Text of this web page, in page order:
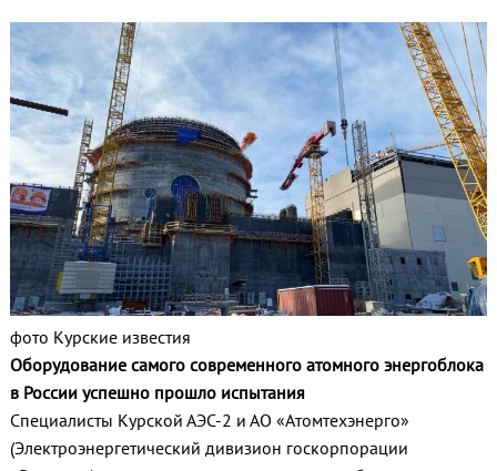
фото Курские известия
Оборудование самого современного атомного энергоблока
в России успешно прошло испытания
Специалисты Курской АЭС-2 и АО «Атомтехэнерго»
(Электроэнергетический дивизион госкорпорации